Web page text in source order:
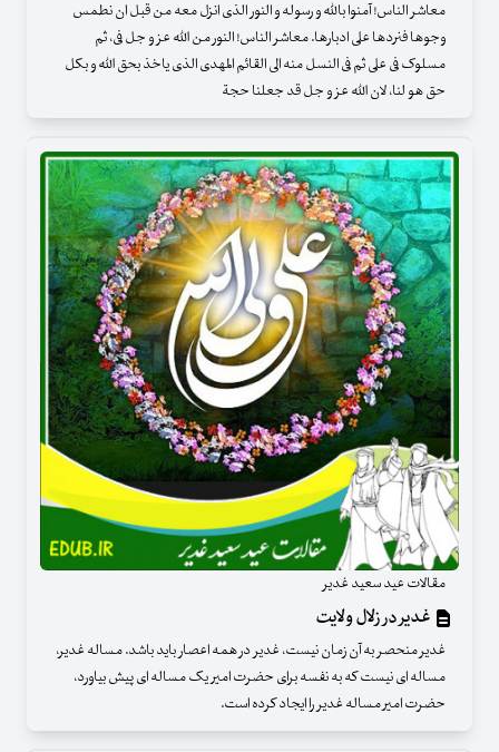
معاشر الناس! آمنوا بالله و رسوله و النور الذی انزل معه من قبل ان نطمس
وجوها فنردها علی ادبارها. معاشر الناس! النور من الله عز و جل فی، ثم
مسلوک فی علی ثم فی النسل منه الی القائم المهدی الذی یاخذ بحق الله و بکل
حق هو لنا، لان الله عز و جل قد جعلنا حجة
مقالات عید سعید غدیر
غدیر در زلال ولایت
غدیر منحصر به آن زمان نیست، غدیر در همه اعصار باید باشد. مساله غدیر،
مساله ای نیست که به نفسه برای حضرت امیر یک مساله ای پیش بیاورد،
حضرت امیر مساله غدیر را ایجاد کرده است.